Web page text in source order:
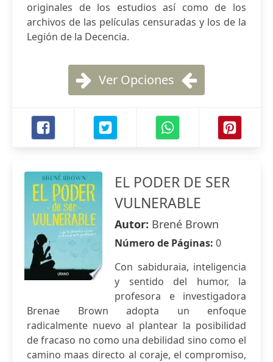
originales de los estudios así como de los
archivos de las películas censuradas y los de la
Legión de la Decencia.
Ver Opciones
EL PODER DE SER
VULNERABLE
Autor: Brené Brown
Número de Páginas: 0
Con sabiduraia, inteligencia
y sentido del humor, la
profesora e investigadora
Brenae Brown adopta un enfoque
radicalmente nuevo al plantear la posibilidad
de fracaso no como una debilidad sino como el
camino maas directo al coraje, el compromiso,